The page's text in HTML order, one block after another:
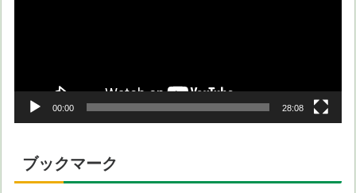
00:00 28:08
ブックマーク